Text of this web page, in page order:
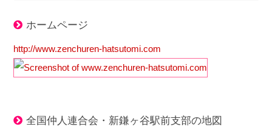
ホームページ
http://www.zenchuren-hatsutomi.com
全国仲人連合会・新鎌ヶ谷駅前支部の地図